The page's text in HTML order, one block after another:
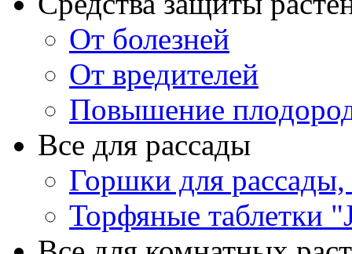
От болезней
От вредителей
Повышение
Все для рассады
Горшки для рассады,
Торфяные таблетки